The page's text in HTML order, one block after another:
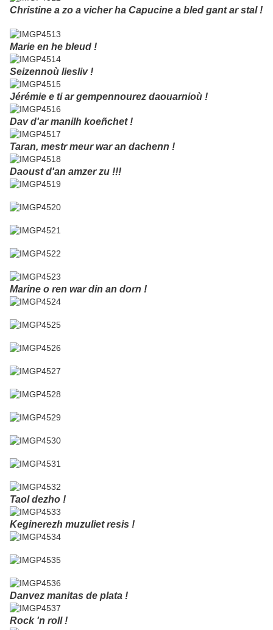
Christine a zo a vicher ha Capucine a bled gant ar stal !
Marie en he bleud !
Seizennoù liesliv !
Jérémie e ti ar gempennourez daouarnioù !
Dav d'ar manilh koeñchet !
Taran, mestr meur war an dachenn !
Daoust d'an amzer zu !!!
Marine o ren war din an dorn !
Taol dezho !
Keginerezh muzuliet resis !
Danvez manitas de plata !
Rock 'n roll !